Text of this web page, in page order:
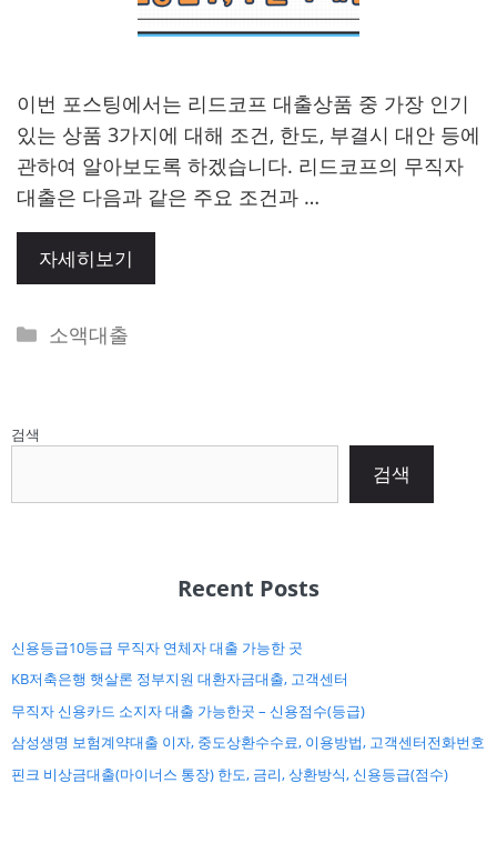
이번 포스팅에서는 리드코프 대출상품 중 가장 인기
있는 상품 3가지에 대해 조건, 한도, 부결시 대안 등에
관하여 알아보도록 하겠습니다. 리드코프의 무직자
대출은 다음과 같은 주요 조건과 …
자세히보기
Categories
소액대출
검색
검색
Recent Posts
신용등급10등급 무직자 연체자 대출 가능한 곳
KB저축은행 햇살론 정부지원 대환자금대출, 고객센터
무직자 신용카드 소지자 대출 가능한곳 – 신용점수(등급)
삼성생명 보험계약대출 이자, 중도상환수수료, 이용방법, 고객센터전화번호
핀크 비상금대출(마이너스 통장) 한도, 금리, 상환방식, 신용등급(점수)